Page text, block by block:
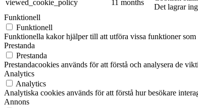
viewed_cookie_policy 11 months
Det lagrar
Funktionell
Funktionell
Funktionella kakor hjälper till att utföra vissa funktioner som
Prestanda
Prestanda
Prestandacookies används för att förstå och analysera de
Analytics
Analytics
Analytiska cookies används för att förstå hur besökare
Annons